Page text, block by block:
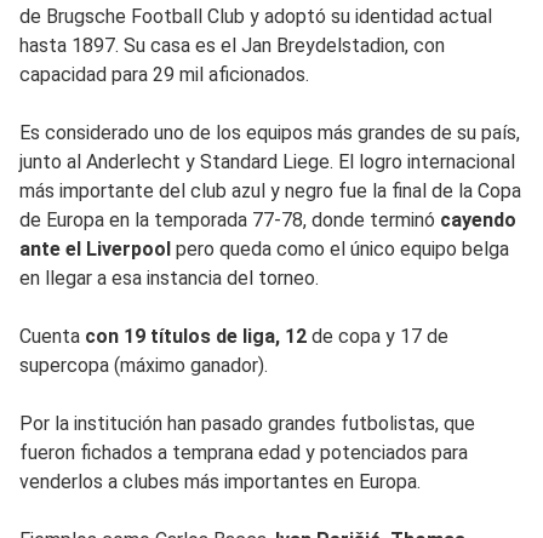
de Brugsche Football Club y adoptó su identidad actual
hasta 1897. Su casa es el Jan Breydelstadion, con
capacidad para 29 mil aficionados.
Es considerado uno de los equipos más grandes de su país,
junto al Anderlecht y Standard Liege. El logro internacional
más importante del club azul y negro fue la final de la Copa
de Europa en la temporada 77-78, donde terminó cayendo
ante el Liverpool pero queda como el único equipo belga
en llegar a esa instancia del torneo.
Cuenta con 19 títulos de liga, 12 de copa y 17 de
supercopa (máximo ganador).
Por la institución han pasado grandes futbolistas, que
fueron fichados a temprana edad y potenciados para
venderlos a clubes más importantes en Europa.